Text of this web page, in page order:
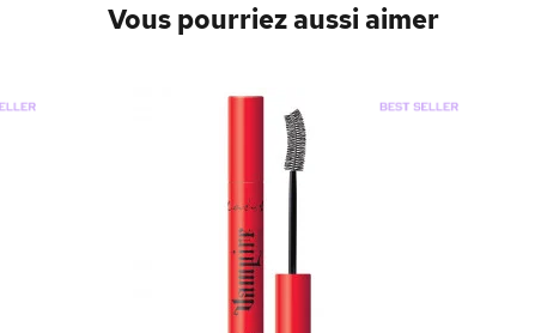
Vous pourriez aussi aimer